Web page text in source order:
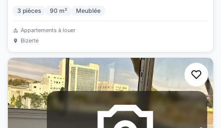
3 pièces 90 m² Meublée
Appartements à louer
Bizerte